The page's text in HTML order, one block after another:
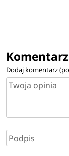
Dodaj komentarz